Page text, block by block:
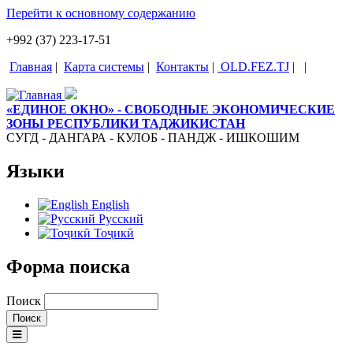
Перейти к основному содержанию
+992 (37) 223-17-51
Главная | Карта системы | Контакты | OLD.FEZ.TJ | |
«ЕДИНОЕ ОКНО» - СВОБОДНЫЕ ЭКОНОМИЧЕСКИЕ
ЗОНЫ РЕСПУБЛИКИ ТАДЖИКИСТАН
СУГД - ДАНГАРА - КУЛОБ - ПАНДЖ - ИШКОШИМ
Языки
English
Русский
Тоҷикӣ
Форма поиска
Поиск